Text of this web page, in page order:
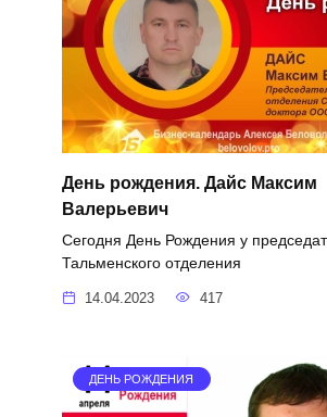
День рождения. Дайс Максим
Валерьевич
Сегодня День Рождения у
Тальменского отделения
14.04.2023 417
ДЕНЬ РОЖДЕНИЯ